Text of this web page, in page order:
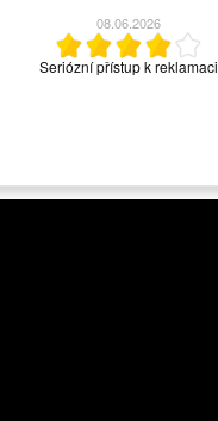
08.06.2026
Seriózní přístup k reklamaci